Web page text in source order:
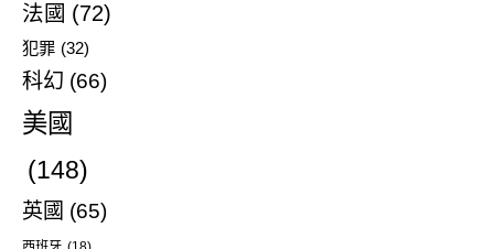
法國 (72)
犯罪 (32)
科幻 (66)
美國
(148)
英國 (65)